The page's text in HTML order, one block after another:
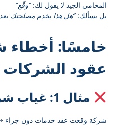
المحامي الجيد لا يقول لك:“وقّع”
بل يسألك:“هل هذا يخدم مصلحتك بعد 3 سنوات؟”
خامسًا: أخطاء
عقود الشركات
مثال 1: غياب شرط الجزاء
شركة وقعت عقد خدمات دون جزاء →